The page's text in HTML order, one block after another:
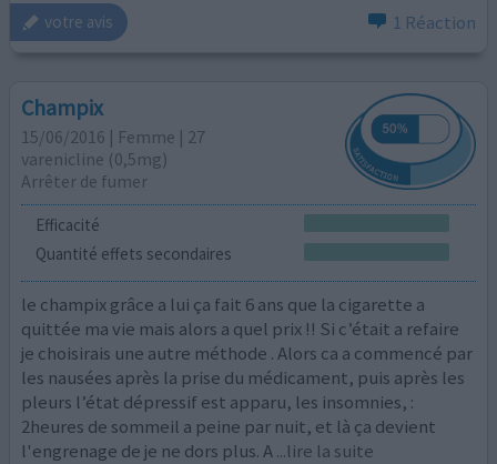
votre avis 1 Réaction
Champix
15/06/2016 | Femme | 27
varenicline (0,5mg)
Arrêter de fumer
Efficacité
Quantité effets secondaires
le champix grâce a lui ça fait 6 ans que la cigarette a
quittée ma vie mais alors a quel prix !! Si c’était a refaire
je choisirais une autre méthode . Alors ca a commencé par
les nausées après la prise du médicament, puis après les
pleurs l’état dépressif est apparu, les insomnies, :
2heures de sommeil a peine par nuit, et là ça devient
l'engrenage de je ne dors plus. A...lire la suite